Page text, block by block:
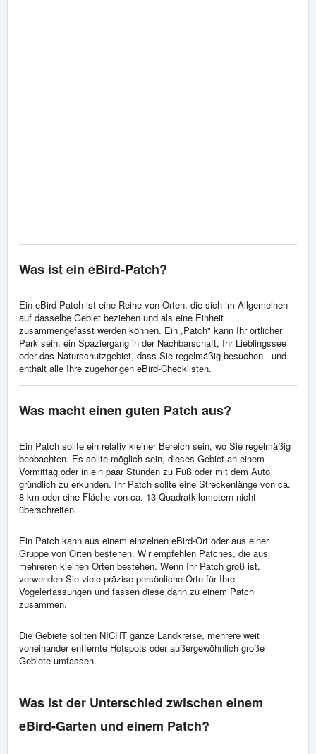
Was ist ein eBird-Patch?
Ein eBird-Patch ist eine Reihe von Orten, die sich im Allgemeinen
auf dasselbe Gebiet beziehen und als eine Einheit
zusammengefasst werden können. Ein „Patch" kann Ihr örtlicher
Park sein, ein Spaziergang in der Nachbarschaft, Ihr Lieblingssee
oder das Naturschutzgebiet, dass Sie regelmäßig besuchen - und
enthält alle Ihre zugehörigen eBird-Checklisten.
Was macht einen guten Patch aus?
Ein Patch sollte ein relativ kleiner Bereich sein, wo Sie regelmäßig
beobachten. Es sollte möglich sein, dieses Gebiet an einem
Vormittag oder in ein paar Stunden zu Fuß oder mit dem Auto
gründlich zu erkunden. Ihr Patch sollte eine Streckenlänge von ca.
8 km oder eine Fläche von ca. 13 Quadratkilometern nicht
überschreiten.
Ein Patch kann aus einem einzelnen eBird-Ort oder aus einer
Gruppe von Orten bestehen. Wir empfehlen Patches, die aus
mehreren kleinen Orten bestehen. Wenn Ihr Patch groß ist,
verwenden Sie viele präzise persönliche Orte für Ihre
Vogelerfassungen und fassen diese dann zu einem Patch
zusammen.
Die Gebiete sollten NICHT ganze Landkreise, mehrere weit
voneinander entfernte Hotspots oder außergewöhnlich große
Gebiete umfassen.
Was ist der Unterschied zwischen einem
eBird-Garten und einem Patch?